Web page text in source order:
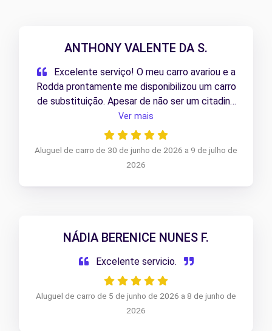
ANTHONY VALENTE DA S.
Excelente serviço! O meu carro avariou e a
Rodda prontamente me disponibilizou um carro
de substituição. Apesar de não ser um citadino
como o meu, a Berlingo elétrica deu imenso
jeito e resolveu perfeitamente a situação.
Muito satisfeito com a rapidez e com a solução
apresentada. 5 estrelas!
Ver mais
Aluguel de carro de 30 de junho de 2026 a 9 de julho de
2026
NÁDIA BERENICE NUNES F.
Excelente servicio.
Aluguel de carro de 5 de junho de 2026 a 8 de junho de
2026